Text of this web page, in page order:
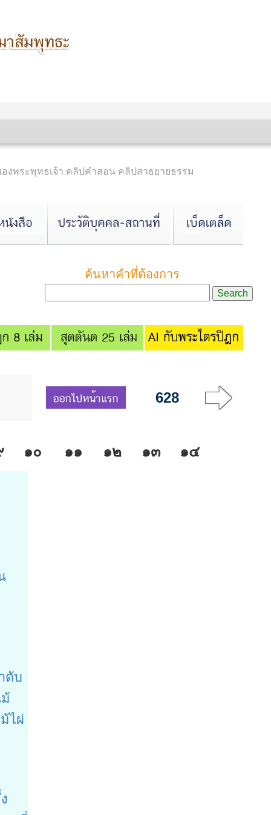
งพระพุทธเจ้า คลิปคำสอน คลิปสาธยายธรรม
ค้นหาคำที่ต้องการ
628
๑๐ ๑๑ ๑๒ ๑๓ ๑๔
ดับ
ไผ่